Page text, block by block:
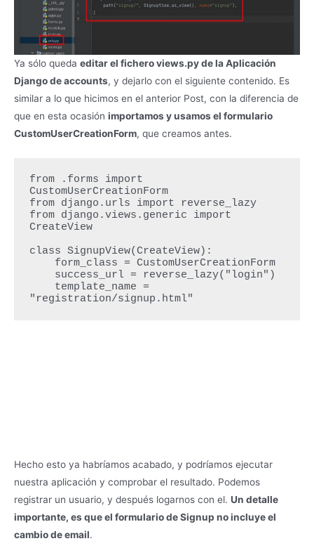
Ya sólo queda editar el fichero views.py de la Aplicación
Django de accounts, y dejarlo con el siguiente contenido. Es
similar a lo que hicimos en el anterior Post, con la diferencia de
que en esta ocasión importamos y usamos el formulario
CustomUserCreationForm, que creamos antes.
from .forms import
CustomUserCreationForm
from django.urls import reverse_lazy
from django.views.generic import
CreateView
class SignupView(CreateView):
"registration/signup.html"
Hecho esto ya habríamos acabado, y podríamos ejecutar
nuestra aplicación y comprobar el resultado. Podemos
registrar un usuario, y después logarnos con el. Un detalle
importante, es que el formulario de Signup no incluye el
cambio de email.